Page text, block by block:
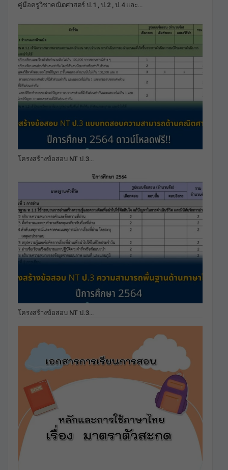
คู่มือครูวิชาคณิตศาสตร์ ป.1 , ป.2 , ป.4 และ…
โครงสร้างข้อสอบ NT ป.3…
โครงสร้างข้อสอบ NT ป.3…